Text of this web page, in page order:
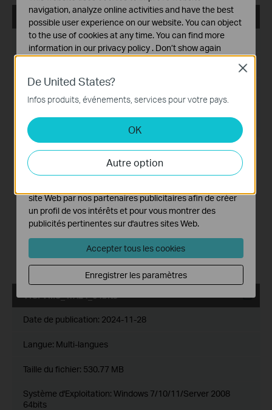
VIGI VMS_1.7.24_32bits
Date de publication:2024-11-28
32bits
New Features& Enhancements :
1. Optimized playback module.
2. Added support for custom alert.
4. Optimized device map and design tool module.
5. Added support for device maintenance and device
maintenance history module.
6. Added support for 2FA login authentication with cloud
accounts.
7. Added support for DDNS.
8. Optimized multiple levels of site, support up to 10 levels.
VIGI VMS_1.7.24_64bits
Date de publication: 2024-11-28
Langue: Multi-langues
Taille du fichier: 530.77 MB
Système d'Exploitation: Windows 7/10/11/Server 2008
64bits
De United States?
Infos produits, événements, services pour votre pays.
OK
Autre option
Close
navigation, analyze online activities and have the best
possible user experience on our website. You can object
to the use of cookies at any time. You can find more
information in our privacy policy . Don’t show again
Ces cookies sont nécessaires au fonctionnement du
site Web et ne peuvent pas être désactivés dans vos
systèmes.
Cookies d'analyse et marketing
Les cookies d'analyse nous permettent d'analyser vos
activités sur notre site Web pour améliorer et ajuster les
fonctionnalités de notre site Web.
site Web par nos partenaires publicitaires afin de créer
un profil de vos intérêts et pour vous montrer des
publicités pertinentes sur d'autres sites Web.
Accepter tous les cookies
Enregistrer les paramètres